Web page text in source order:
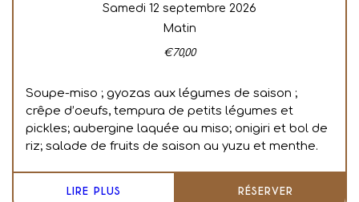
samedi 12 septembre 2026
Matin
€70,00
Soupe-miso ; gyozas aux légumes de saison ;
crêpe d’oeufs, tempura de petits légumes et
pickles; aubergine laquée au miso; onigiri et bol de
riz; salade de fruits de saison au yuzu et menthe.
LIRE PLUS RÉSERVER